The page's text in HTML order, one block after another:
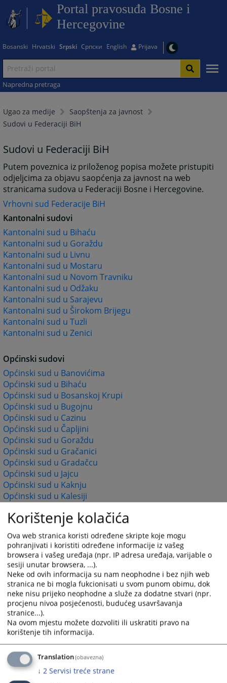
Portal pravosuđa Bosne i
Hercegovine
Bosanski Hrvatski Srpski Српски English Prijava
Napredna pretraga
Ugao za medije
Saopštenja za javnost
Sudovi u Federaciji BiH
Sudovi u Federaciji BiH
Putem poveznica iz priloženog popisa možete pristupiti
odjeljcima za objavu saopćenja za javnost na web
stranicama sudova u Federaciji Bosne i Hercegovine.
Vrhovni sud Federacije BiH
Kantonalni sudovi
Kantonalni sud u Bihaću
Kantonalni sud u Goraždu
Kantonalni sud u Livnu
Kantonalni sud u Mostaru
Kantonalni sud u Novom Travniku
Kantonalni sud u Odžaku
Kantonalni sud u Sarajevu
Kantonalni sud u Širokom Brijegu
Kantonalni sud u Tuzli
Kantonalni sud u Zenici
Općinski sudovi
Općinski sud u Banovićima
Općinski sud u Bihaću
Općinski sud u Bosanskoj Krupi
Općinski sud u Bugojnu
Općinski sud u Cazinu
Općinski sud u Čapljini
Općinski sud u Goraždu
Općinski sud u Gračanici
Općinski sud u Gradačcu
Općinski sud u Jajcu
Općinski sud u Kaknju
Općinski sud u Kalesiji
Općinski sud u Konjicu
Općinski sud u Livnu
Općinski sud u Lukavcu
Općinski sud u Ljubuškom
Općinski sud u Mostaru
Općinski sud u Orašju
Općinski sud u Sanskom Mostu
Općinski sud u Širokom Brijegu
Općinski sud u Tešnju
Općinski sud u Travniku
Općinski sud u Tuzli
Općinski sud u Velikoj Kladuši
Općinski sud u Visokom
Općinski sud u Zavidovićima
Općinski sud u Zenici
Korištenje kolačića
Ova web stranica koristi određene skripte koje mogu
pohranjivati i koristiti određene informacije iz vašeg
browsera i vašeg uređaja (npr. IP adresa uređaja, varijable o
sesiji unutar browsera, ...).
Neke od ovih informacija su nam neophodne i bez njih web
stranica ne bi mogla fukcionisati u svom punom obimu, dok
neke nisu prijeko neophodne a služe za dodatne stvari (npr.
procjenu nivoa posjećenosti, budućeg usavršavanja
stranice...).
Na ovom mjestu možete dozvoliti ili uskratiti pravo na
korištenje tih informacija.
Translation(obavezna)
↓ 2 Servisi treće strane